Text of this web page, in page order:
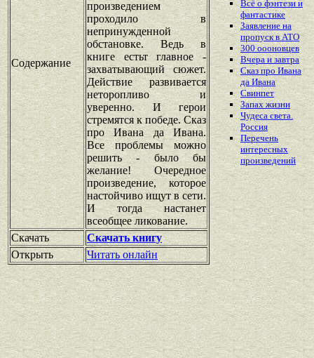
Содержание
произведением
проходило в
непринужденной
обстановке. Ведь в
книге естьт главное -
захватывающий сюжет.
Действие развивается
неторопливо и
уверенно. И герои
стремятся к победе. Сказ
про Ивана да Ивана.
Все проблемы можно
решить - было бы
желание! Очередное
произведение, которое
настойчиво ищут в сети.
И тогда настанет
всеобщее ликование.
Скачать
Скачать книгу
Открыть
Читать онлайн
Всё о фэнтези и
фантастике
Заявление на
пропуск в АТО
300 оооновцев
Вчера и завтра
Сказ про Ивана
да Ивана
Свинпет
Запах жизни
Чудеса света.
Россия
Перечень
интересных
произведений